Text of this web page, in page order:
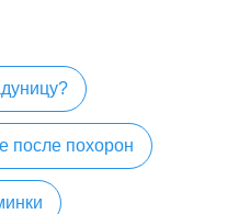
после похорон